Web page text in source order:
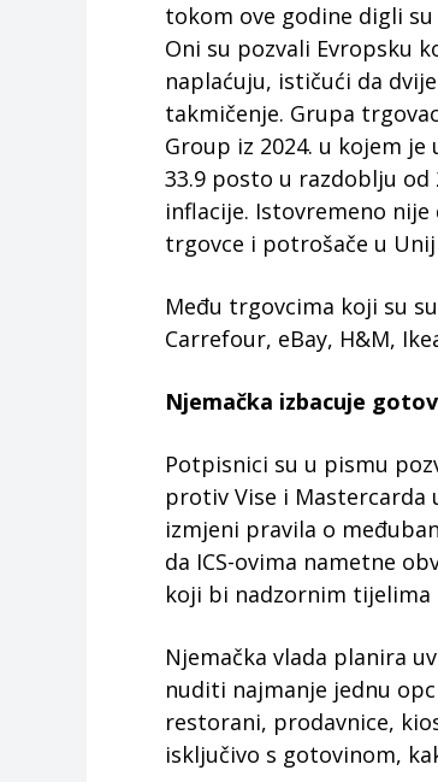
tokom ove godine digli
Oni su pozvali Evropsku
naplaćuju, ističući da
takmičenje. Grupa
Group iz 2024. u kojem
33.9 posto u razdoblju od
inflacije. Istovremeno
trgovce i potrošače u
Među trgovcima koji su
Carrefour, eBay, H&M,
Njemačka izbacuje
Potpisnici su u pismu
protiv Vise i Mastercarda
izmjeni pravila o
da ICS-ovima nametne
koji bi nadzornim tijelima
Njemačka vlada planira
nuditi najmanje jednu
restorani, prodavnice,
isključivo s gotovinom,